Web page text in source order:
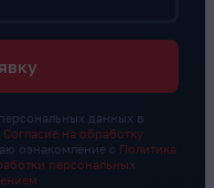
данных в
Согласие на обработку
ознакомление с Политика
персональных